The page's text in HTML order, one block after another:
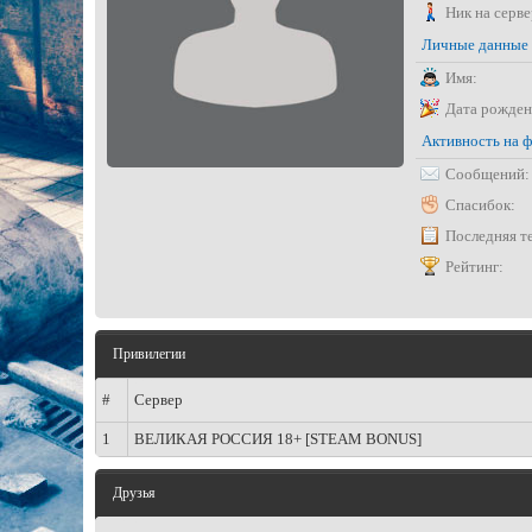
Ник на
Личные данные
Имя:
Дата
Активность на
Сообщений:
Спасибок:
Последняя
Рейтинг:
Привилегии
# Сервер
1 ВЕЛИКАЯ РОССИЯ 18+ [STEAM BONUS]
Друзья